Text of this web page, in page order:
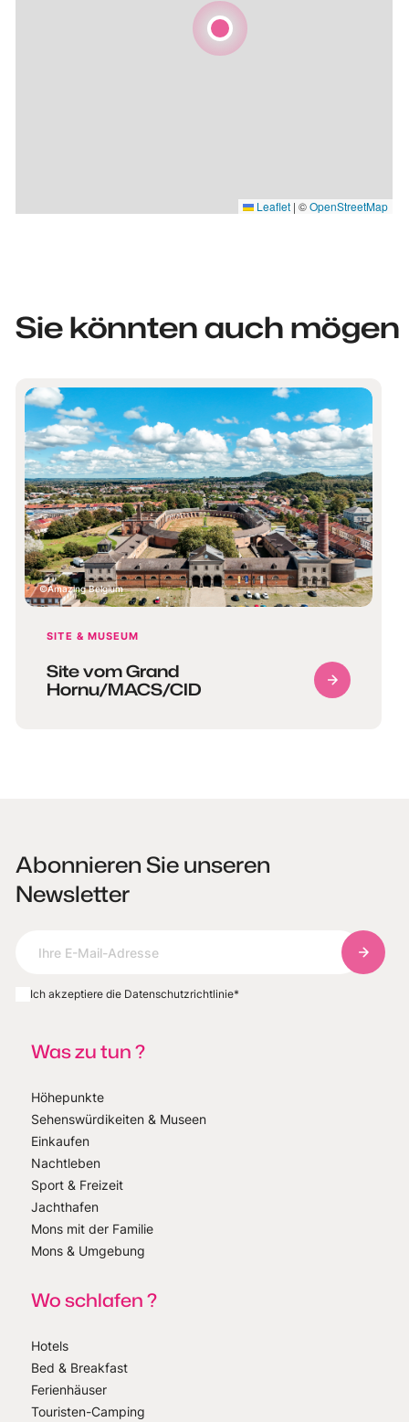
Leaflet | ©OpenStreetMap
Sie könnten auch mögen
Amazing Belgium
SITE & MUSEUM
Site vom Grand
Hornu/MACS/CID
Abonnieren Sie unseren
Newsletter
Ich akzeptiere die Datenschutzrichtlinie*
Was zu tun ?
Höhepunkte
Sehenswürdikeiten & Museen
Einkaufen
Nachtleben
Sport & Freizeit
Jachthafen
Mons mit der Familie
Mons & Umgebung
Wo schlafen ?
Hotels
Bed & Breakfast
Ferienhäuser
Touristen-Camping